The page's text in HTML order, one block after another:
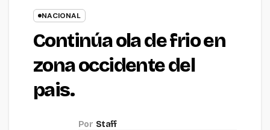
NACIONAL
Continúa ola de frio en
zona occidente del
pais.
Por Staff